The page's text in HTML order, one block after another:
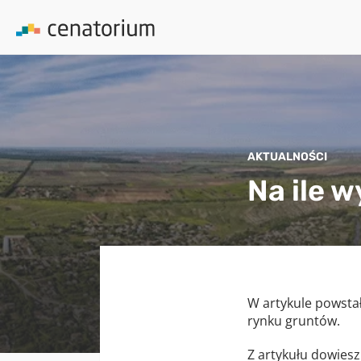
AKTUALNOŚCI
Na ile
W artykule
rynku gruntów.
Z artykułu